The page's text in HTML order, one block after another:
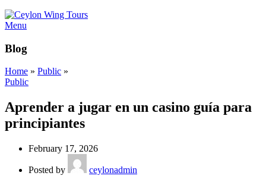
Menu
Blog
Home » Public »
Public
Aprender a jugar en un casino guía para
principiantes
February 17, 2026
Posted by ceylonadmin